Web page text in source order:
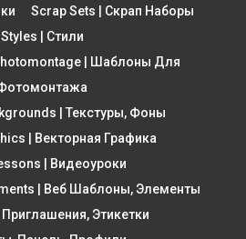
Scrap Sets | Скрап Наборы
Styles | Стили
| Шаблоны Для
| Текстуры, Фоны
| Векторная Графика
| Видеоуроки
| Веб Шаблоны, Элементы
Этикетки